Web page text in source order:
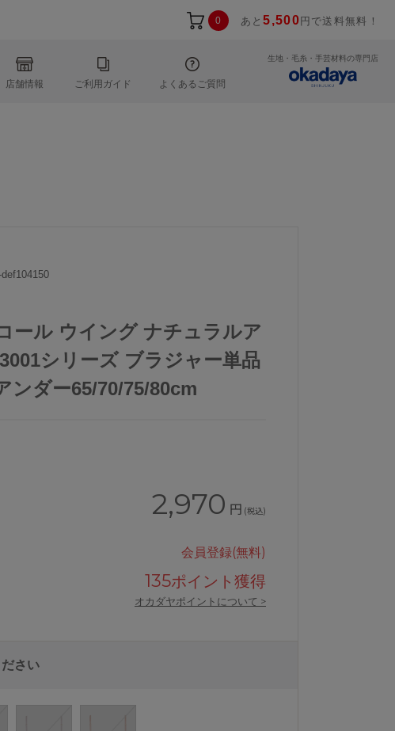
0 あと5,500 円で送料無料！
店舗情報 ご利用ガイド よくあるご質問
生地・毛糸・手芸材料の専門店
ール ウイング ナチュラルア
シリーズ ブラジャー単品
ンダー65/70/75/80cm
2,970 円 (税込)
会員登録(無料)
135ポイント獲得
オカダヤポイントについて >
さい